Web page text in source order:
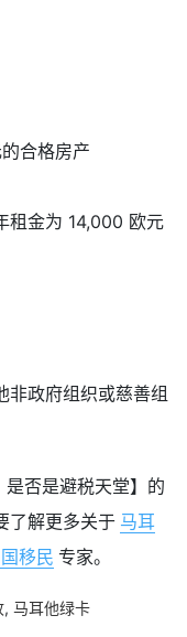
合格房产
租金为 14,000 欧元
非政府组织或慈善组
是否是避税天堂】的
了解更多关于 马耳
移民 专家。
, 马耳他绿卡